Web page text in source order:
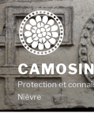
Aller
au
contenu
principal
Protection et
Nièvre